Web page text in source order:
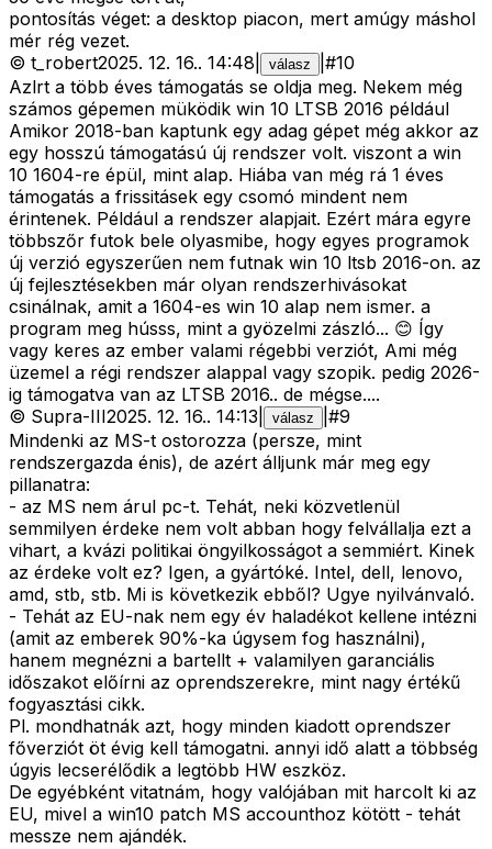
pontosítás véget: a desktop piacon, mert amúgy máshol
mér rég vezet.
© t_robert2025. 12. 16.. 14:48 válasz #10
Azlrt a több éves támogatás se oldja meg. Nekem még
számos gépemen müködik win 10 LTSB 2016 például
Amikor 2018-ban kaptunk egy adag gépet még akkor az
egy hosszú támogatású új rendszer volt. viszont a win
10 1604-re épül, mint alap. Hiába van még rá 1 éves
támogatás a frissitásek egy csomó mindent nem
érintenek. Például a rendszer alapjait. Ezért mára egyre
többszőr futok bele olyasmibe, hogy egyes programok
új verzió egyszerűen nem futnak win 10 ltsb 2016-on. az
új fejlesztésekben már olyan rendszerhivásokat
csinálnak, amit a 1604-es win 10 alap nem ismer. a
program meg hússs, mint a gyözelmi zászló... 😊 Így
vagy keres az ember valami régebbi verziót, Ami még
üzemel a régi rendszer alappal vagy szopik. pedig 2026-
ig támogatva van az LTSB 2016.. de mégse....
© Supra-III2025. 12. 16.. 14:13 válasz #9
Mindenki az MS-t ostorozza (persze, mint
rendszergazda énis), de azért álljunk már meg egy
pillanatra:
- az MS nem árul pc-t. Tehát, neki közvetlenül
semmilyen érdeke nem volt abban hogy felvállalja ezt a
vihart, a kvázi politikai öngyilkosságot a semmiért. Kinek
az érdeke volt ez? Igen, a gyártóké. Intel, dell, lenovo,
amd, stb, stb. Mi is következik ebből? Ugye nyilvánvaló.
- Tehát az EU-nak nem egy év haladékot kellene intézni
(amit az emberek 90%-ka úgysem fog használni),
hanem megnézni a bartellt + valamilyen garanciális
időszakot előírni az oprendszerekre, mint nagy értékű
fogyasztási cikk.
Pl. mondhatnák azt, hogy minden kiadott oprendszer
főverziót öt évig kell támogatni. annyi idő alatt a többség
úgyis lecserélődik a legtöbb HW eszköz.
De egyébként vitatnám, hogy valójában mit harcolt ki az
EU, mivel a win10 patch MS accounthoz kötött - tehát
messze nem ajándék.